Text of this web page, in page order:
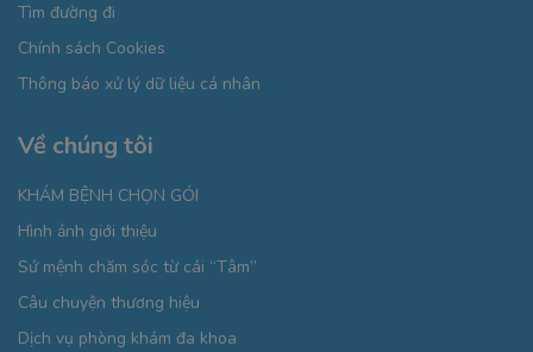
Tìm đường đi
Chính sách Cookies
Thông báo xử lý dữ liệu cá nhân
Về chúng tôi
KHÁM BỆNH CHỌN GÓI
Hình ảnh giới thiệu
Sứ mệnh chăm sóc từ cái “Tâm”
Câu chuyện thương hiệu
Dịch vụ phòng khám đa khoa